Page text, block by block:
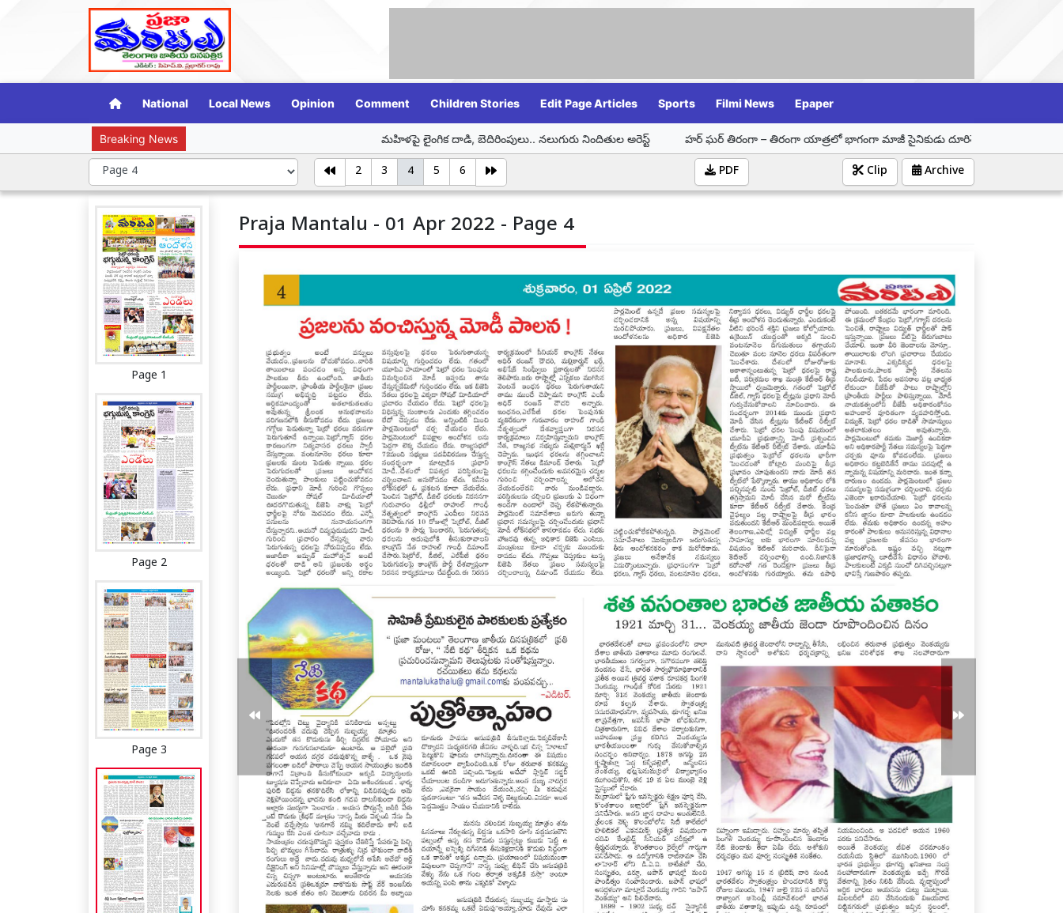
National Local News Opinion Comment Children Stories Edit Page Articles Sports Filmi News Epaper
Breaking News మహిళపై లైంగిక దాడి, బెదిరింపులు.. నలుగురు నిందితుల అరెస్ట్ హర్ ఘర్ తిరంగా – తిరంగా యాత్రలో భాగంగా మాజీ సైనికుడు దూరిశెట్టి కిరణ్ కుమార్‌ను సన్మానించిన
2 3 4 5 6 PDF Archive
Clip
Page 1
Page 2
Page 3
Praja Mantalu - 01 Apr 2022 - Page 4